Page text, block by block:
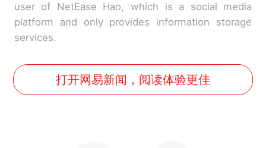
user of NetEase Hao, which is a social media
platform and only provides information storage
services.
打开网易新闻，阅读体验更佳